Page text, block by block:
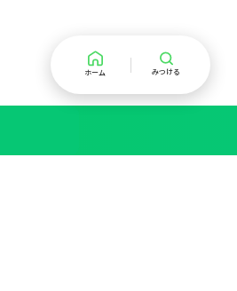
ホーム みつける